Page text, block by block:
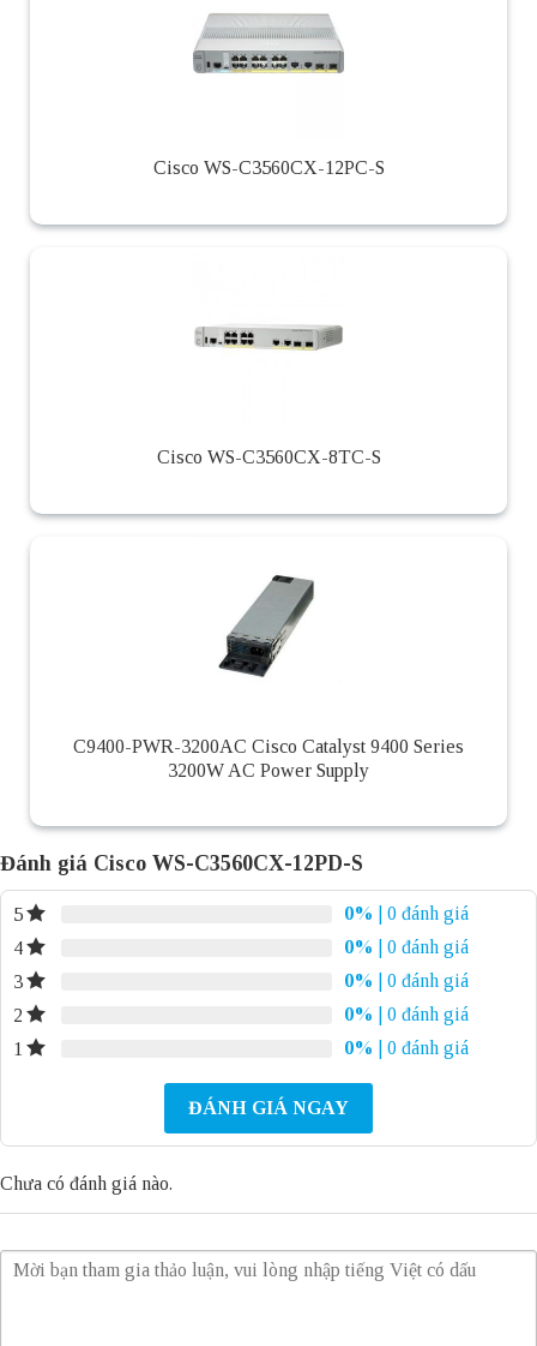
Cisco WS-C3560CX-12PC-S
Cisco WS-C3560CX-8TC-S
C9400-PWR-3200AC Cisco Catalyst 9400 Series
3200W AC Power Supply
Đánh giá Cisco WS-C3560CX-12PD-S
5 0%
| 0 đánh giá
4
0%
| 0 đánh giá
3
0%
| 0 đánh giá
2
0%
| 0 đánh giá
1
0% | 0 đánh giá
ĐÁNH GIÁ NGAY
Chưa có đánh giá nào.